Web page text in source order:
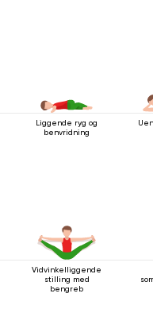
Liggende ryg og
benvridning
Vidvinkelliggende
stilling med
bengreb